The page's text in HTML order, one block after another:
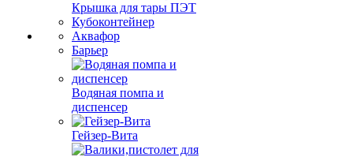
Крышка для тары ПЭТ
Кубоконтейнер
Аквафор
Барьер
Водяная помпа и
диспенсер
Гейзер-Вита